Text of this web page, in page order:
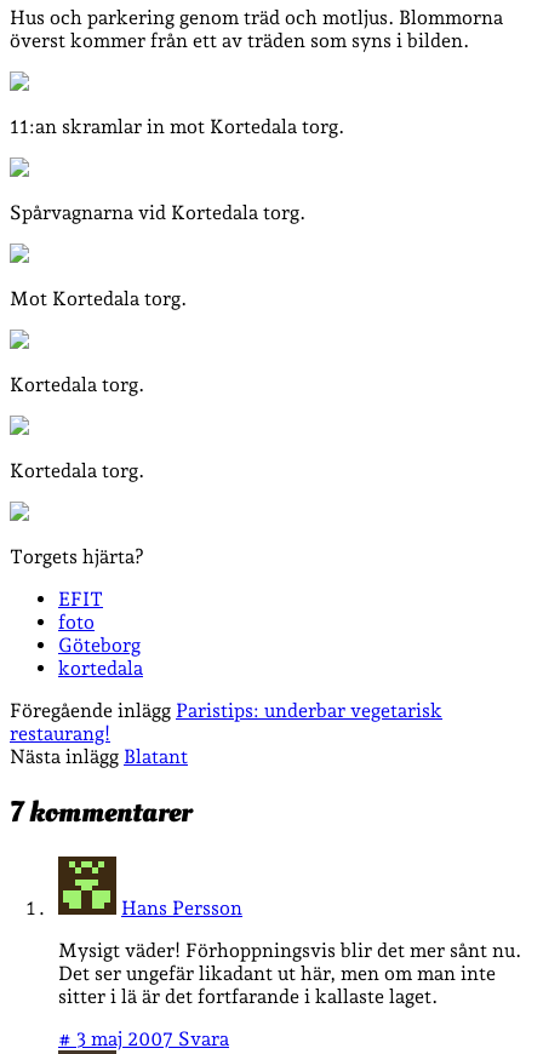
Hus och parkering genom träd och motljus. Blommorna
överst kommer från ett av träden som syns i bilden.
11:an skramlar in mot Kortedala torg.
Spårvagnarna vid Kortedala torg.
Mot Kortedala torg.
Kortedala torg.
Kortedala torg.
Torgets hjärta?
EFIT
foto
Göteborg
kortedala
Föregående inlägg Paristips: underbar vegetarisk
restaurang!
Nästa inlägg Blatant
7 kommentarer
Hans Persson
Mysigt väder! Förhoppningsvis blir det mer sånt nu.
Det ser ungefär likadant ut här, men om man inte
sitter i lä är det fortfarande i kallaste laget.
# 3 maj 2007 Svara